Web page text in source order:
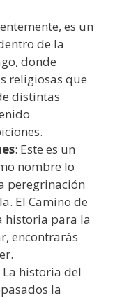
es un
de la
donde
religiosas que
distintas
: Este es un
nombre lo
peregrinación
El Camino de
historia para la
encontrarás
La historia del
la